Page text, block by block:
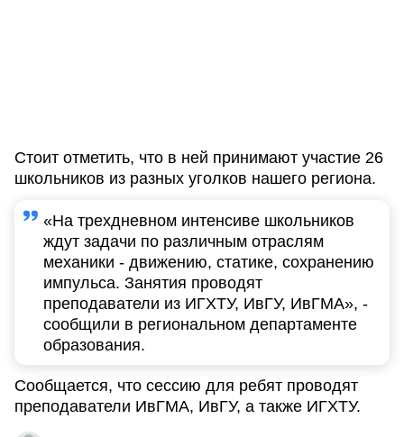
Стоит отметить, что в ней принимают участие 26
школьников из разных уголков нашего региона.
«На трехдневном интенсиве школьников
ждут задачи по различным отраслям
механики - движению, статике, сохранению
импульса. Занятия проводят
преподаватели из ИГХТУ, ИвГУ, ИвГМА», -
сообщили в региональном департаменте
образования.
Сообщается, что сессию для ребят проводят
преподаватели ИвГМА, ИвГУ, а также ИГХТУ.